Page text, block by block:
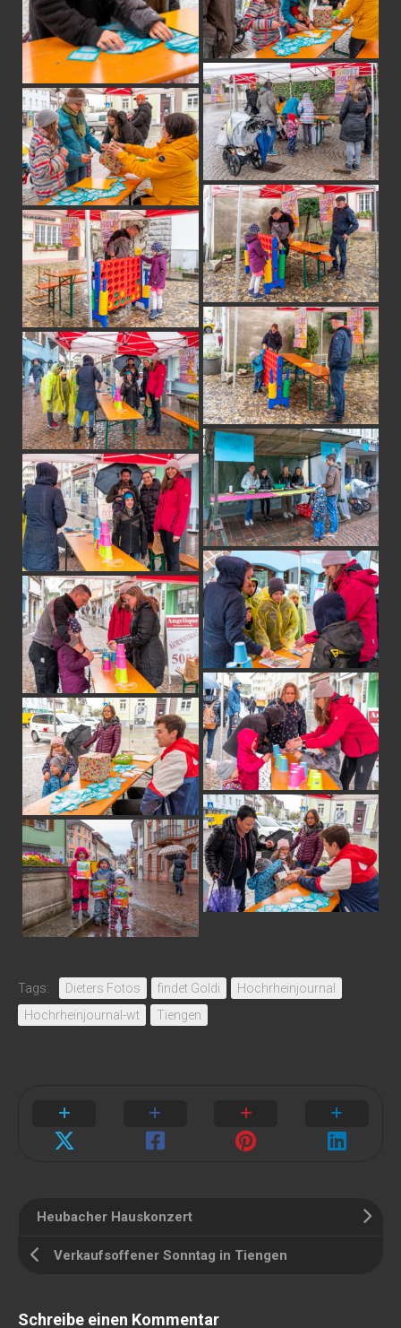
Tags: Dieters Fotos findet Goldi
Hochrheinjournal
Hochrheinjournal-wt
Tiengen
Heubacher Hauskonzert
Verkaufsoffener Sonntag in Tiengen
Schreibe einen Kommentar